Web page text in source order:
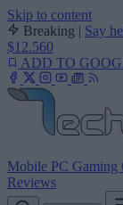
Skip to content
Breaking | Say
$12.560
ADD TO
Mobile PC Gaming
Reviews